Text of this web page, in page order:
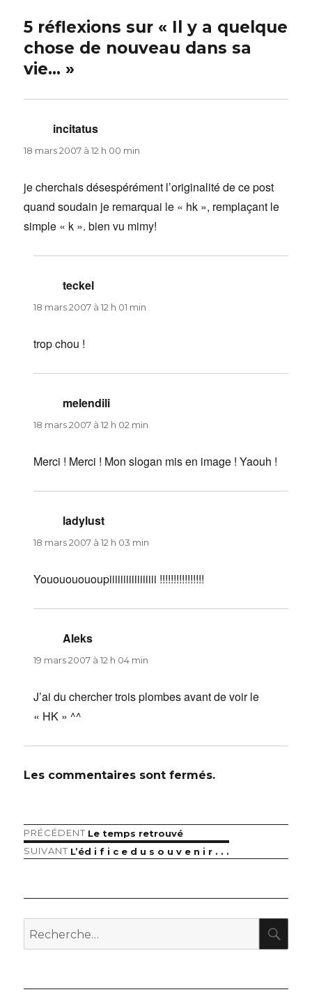
5 réflexions sur « Il y a quelque
chose de nouveau dans sa
vie… »
incitatus
18 mars 2007 à 12 h 00 min
je cherchais désespérément l’originalité de ce post
quand soudain je remarquai le « hk », remplaçant le
simple « k ». bien vu mimy!
teckel
18 mars 2007 à 12 h 01 min
trop chou !
melendili
18 mars 2007 à 12 h 02 min
Merci ! Merci ! Mon slogan mis en image ! Yaouh !
ladylust
18 mars 2007 à 12 h 03 min
Youououououpiiiiiiiiiiiiiiiii !!!!!!!!!!!!!!!!
Aleks
19 mars 2007 à 12 h 04 min
J’ai du chercher trois plombes avant de voir le
« HK » ^^
Les commentaires sont fermés.
Navigation
l’article
PRÉCÉDENT Article
précédent :
Le temps retrouvé
SUIVANT Article
L’éd i f i c e d u s o u v e n i r . . .
Recherche
pour